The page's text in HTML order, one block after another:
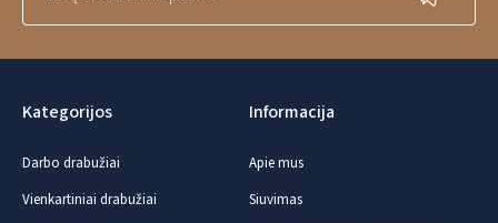
Kategorijos
Darbo drabužiai
Vienkartiniai drabužiai
Informacija
Apie mus
Siuvimas